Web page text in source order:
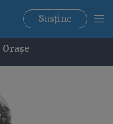
Susține
Orașe